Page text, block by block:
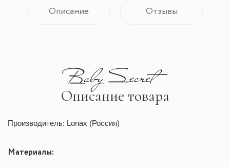
Описание Отзывы
Описание товара
Производитель: Lonax (Россия)
Материалы: